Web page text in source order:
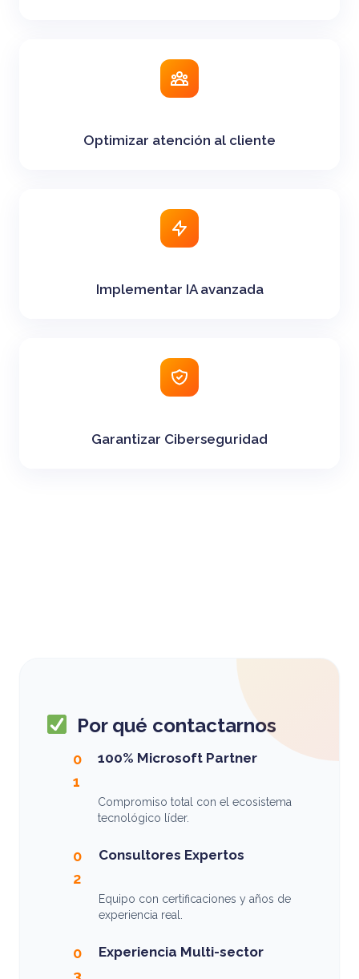
Optimizar atención al cliente
Implementar IA avanzada
Garantizar Ciberseguridad
Por qué contactarnos
0
1
100% Microsoft Partner
Compromiso total con el ecosistema
tecnológico líder.
0
2
Consultores Expertos
Equipo con certificaciones y años de
experiencia real.
0
3
Experiencia Multi-sector